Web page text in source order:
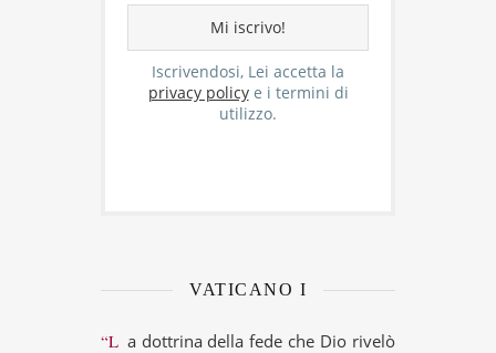
Iscrivendosi, Lei accetta la
privacy policye i termini di
utilizzo.
VATICANO I
“La dottrina della fede che Dio rivelò